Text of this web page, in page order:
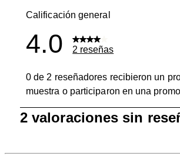
Calificación general
4.0 2 reseñas
0 de 2 reseñadores recibieron un
muestra o participaron en una
de
2 valoraciones sin